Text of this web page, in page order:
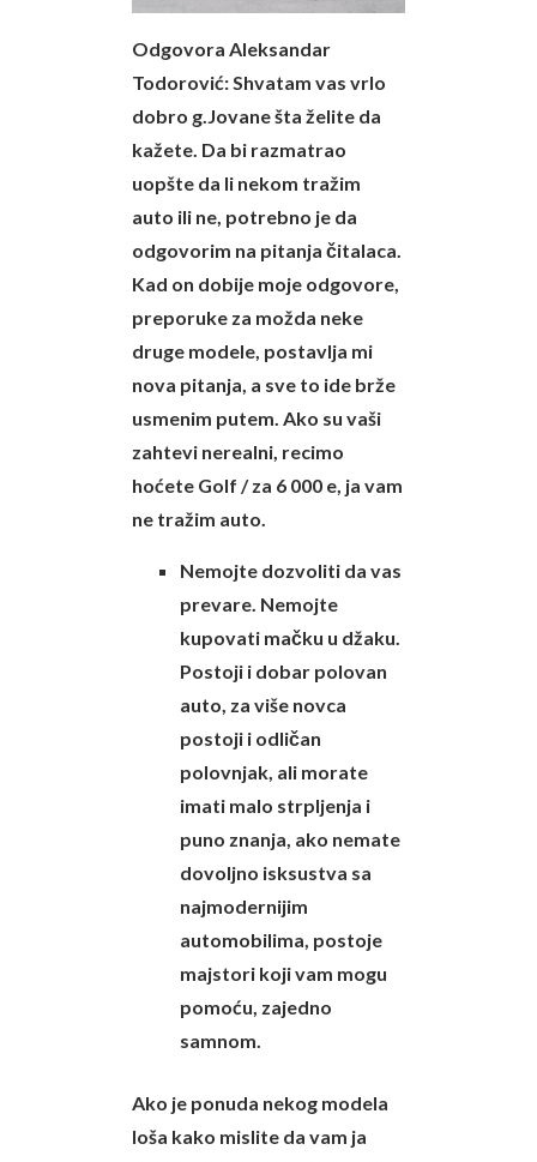
Odgovora Aleksandar
Todorović: Shvatam vas vrlo
dobro g.Jovane šta želite da
kažete. Da bi razmatrao
uopšte da li nekom tražim
auto ili ne, potrebno je da
odgovorim na pitanja čitalaca.
Kad on dobije moje odgovore,
preporuke za možda neke
druge modele, postavlja mi
nova pitanja, a sve to ide brže
usmenim putem. Ako su vaši
zahtevi nerealni, recimo
hoćete Golf / za 6 000 e, ja vam
ne tražim auto.
Nemojte dozvoliti da vas
prevare. Nemojte
kupovati mačku u džaku.
Postoji i dobar polovan
auto, za više novca
postoji i odličan
polovnjak, ali morate
imati malo strpljenja i
puno znanja, ako nemate
dovoljno isksustva sa
najmodernijim
automobilima, postoje
majstori koji vam mogu
pomoću, zajedno
samnom.
Ako je ponuda nekog modela
loša kako mislite da vam ja